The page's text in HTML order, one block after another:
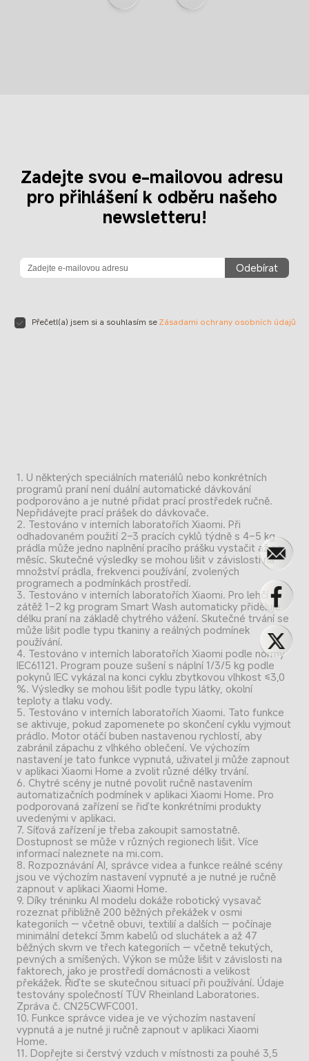
Zadejte svou e-mailovou adresu
pro přihlášení k odběru našeho
newsletteru!
Odebírat
Přečetl(a) jsem si a souhlasím se Zásadami ochrany osobních údajů
1. U některých speciálních materiálů nebo konkrétních
programů praní není duální automatické dávkování
podporováno a je nutné přidat prací prostředek ručně.
Nepřidávejte prací prášek do dávkovače.
2. Testováno v interních laboratořích Xiaomi. Při
odhadovaném použití 2–3 pracích cyklů týdně s 4–5 kg
prádla může jedno naplnění pracího prášku vystačit až na
měsíc. Skutečné výsledky se mohou lišit v závislosti na
množství prádla, frekvenci používání, zvolených
programech a podmínkách prostředí.
3. Testováno v interních laboratořích Xiaomi. Pro lehčí
zátěž 1–2 kg program Smart Wash automaticky přiděluje
délku praní na základě chytrého vážení. Skutečné trvání se
může lišit podle typu tkaniny a reálných podmínek
používání.
4. Testováno v interních laboratořích Xiaomi podle normy
IEC61121. Program pouze sušení s náplní 1/3/5 kg podle
pokynů IEC vykázal na konci cyklu zbytkovou vlhkost ≤3,0
%. Výsledky se mohou lišit podle typu látky, okolní
teploty a tlaku vody.
5. Testováno v interních laboratořích Xiaomi. Tato funkce
se aktivuje, pokud zapomenete po skončení cyklu vyjmout
prádlo. Motor otáčí buben nastavenou rychlostí, aby
zabránil zápachu z vlhkého oblečení. Ve výchozím
nastavení je tato funkce vypnutá, uživatel ji může zapnout
v aplikaci Xiaomi Home a zvolit různé délky trvání.
6. Chytré scény je nutné povolit ručně nastavením
automatizačních podmínek v aplikaci Xiaomi Home. Pro
podporovaná zařízení se řiďte konkrétními produkty
uvedenými v aplikaci.
7. Síťová zařízení je třeba zakoupit samostatně.
Dostupnost se může v různých regionech lišit. Více
informací naleznete na mi.com.
8. Rozpoznávání AI, správce videa a funkce reálné scény
jsou ve výchozím nastavení vypnuté a je nutné je ručně
zapnout v aplikaci Xiaomi Home.
9. Díky tréninku AI modelu dokáže robotický vysavač
rozeznat přibližně 200 běžných překážek v osmi
kategoriích — včetně obuvi, textilií a dalších — počínaje
minimální detekcí 3mm kabelů od sluchátek a až 47
běžných skvrn ve třech kategoriích — včetně tekutých,
pevných a smíšených. Výkon se může lišit v závislosti na
faktorech, jako je prostředí domácnosti a velikost
překážek. Řiďte se skutečnou situací při používání. Údaje
testovány společností TÜV Rheinland Laboratories.
Zpráva č. CN25CWFC001.
10. Funkce správce videa je ve výchozím nastavení
vypnutá a je nutné ji ručně zapnout v aplikaci Xiaomi
Home.
11. Dopřejte si čerstvý vzduch v místnosti za pouhé 3,5